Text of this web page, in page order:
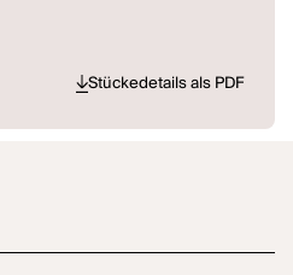
Stückedetails als PDF